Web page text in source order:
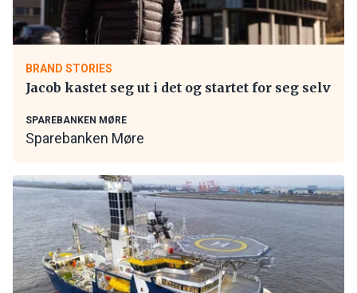
BRAND STORIES
Jacob kastet seg ut i det og startet for seg selv
SPAREBANKEN MØRE
Sparebanken Møre